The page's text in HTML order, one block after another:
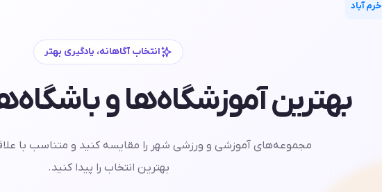
خرم آباد
انتخاب آگاهانه، یادگیری بهتر
بهترین آموزشگاه‌ها و
مجموعه‌های آموزشی و ورزشی شهر را مقایسه کنید و متناسب با
بهترین انتخاب را پیدا کنید.